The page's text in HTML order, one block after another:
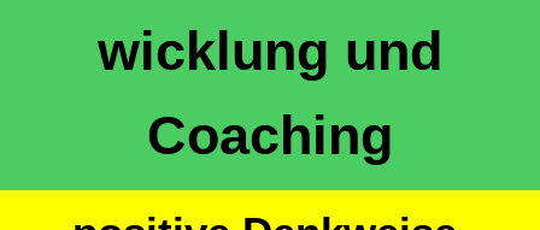
wicklung und
Coaching